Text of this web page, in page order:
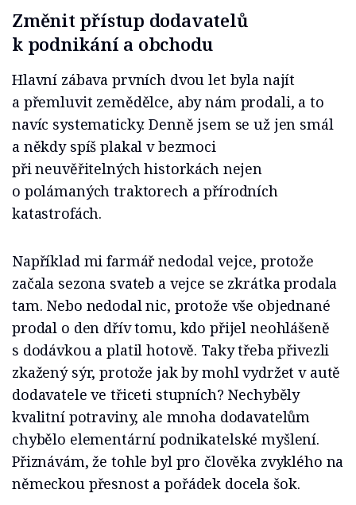
Změnit přístup dodavatelů
k podnikání a obchodu
Hlavní zábava prvních dvou let byla najít
a přemluvit zemědělce, aby nám prodali, a to
navíc systematicky. Denně jsem se už jen smál
a někdy spíš plakal v bezmoci
při neuvěřitelných historkách nejen
o polámaných traktorech a přírodních
katastrofách.
Například mi farmář nedodal vejce, protože
začala sezona svateb a vejce se zkrátka prodala
tam. Nebo nedodal nic, protože vše objednané
prodal o den dřív tomu, kdo přijel neohlášeně
s dodávkou a platil hotově. Taky třeba přivezli
zkažený sýr, protože jak by mohl vydržet v autě
dodavatele ve třiceti stupních? Nechyběly
kvalitní potraviny, ale mnoha dodavatelům
chybělo elementární podnikatelské myšlení.
Přiznávám, že tohle byl pro člověka zvyklého na
německou přesnost a pořádek docela šok.